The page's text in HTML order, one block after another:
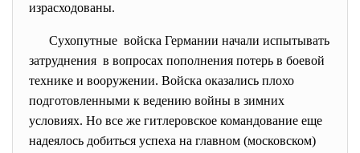
израсходованы.
Сухопутные войска Германии начали испытывать
затруднения в вопросах пополнения потерь в боевой
технике и вооружении. Войска оказались плохо
подготовленными к ведению войны в зимних
условиях. Но все же гитлеровское командование еще
надеялось добиться успеха на главном (московском)